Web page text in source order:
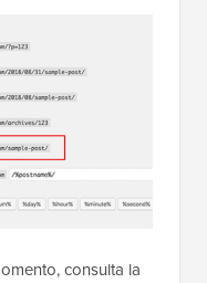
consulta la